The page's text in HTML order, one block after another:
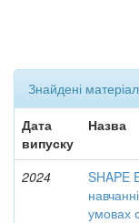
Знайдені
Дата
випуску
Назва
2024
SHAPE
умовах